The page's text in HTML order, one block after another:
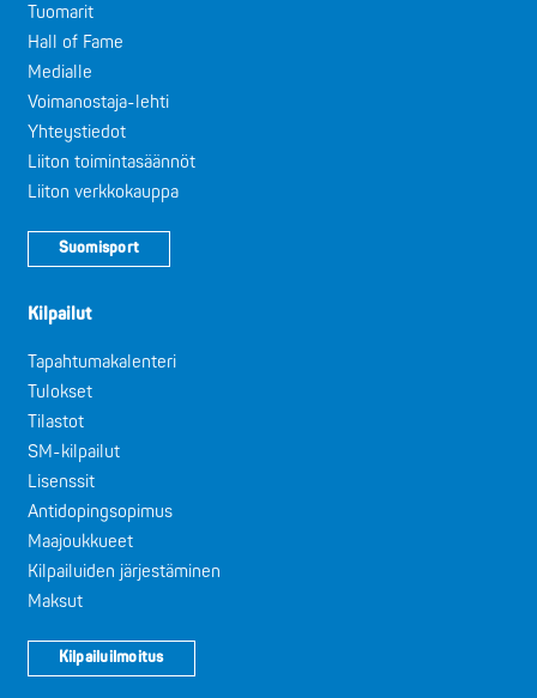
Tuomarit
Hall of Fame
Medialle
Voimanostaja-lehti
Yhteystiedot
Liiton toimintasäännöt
Liiton verkkokauppa
Suomisport
Kilpailut
Tapahtumakalenteri
Tulokset
Tilastot
SM-kilpailut
Lisenssit
Antidopingsopimus
Maajoukkueet
Kilpailuiden järjestäminen
Maksut
Kilpailuilmoitus